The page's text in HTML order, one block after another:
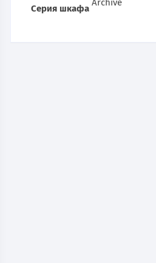
Серия шкафа
Archive